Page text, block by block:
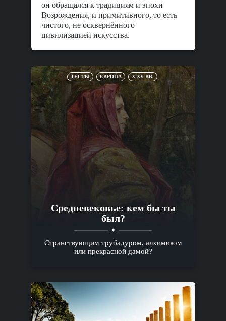
он обращался к традициям и эпохи
Возрождения, и примитивного, то есть
чистого, не осквернённого
цивилизацией искусства.
ТЕСТЫ ЕВРОПА X-XV ВВ.
Средневековье: кем бы ты
был?
Странствующим трубадуром, алхимиком
или прекрасной дамой?